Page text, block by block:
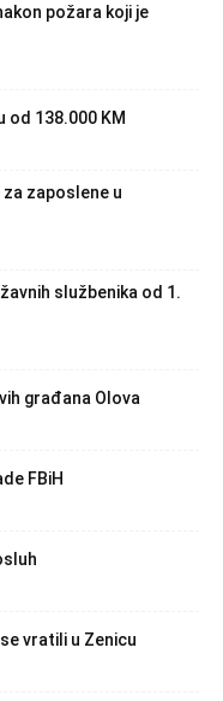
požara koji je
od 138.000 KM
zaposlene u
službenika od 1.
građana Olova
FBiH
vratili u Zenicu